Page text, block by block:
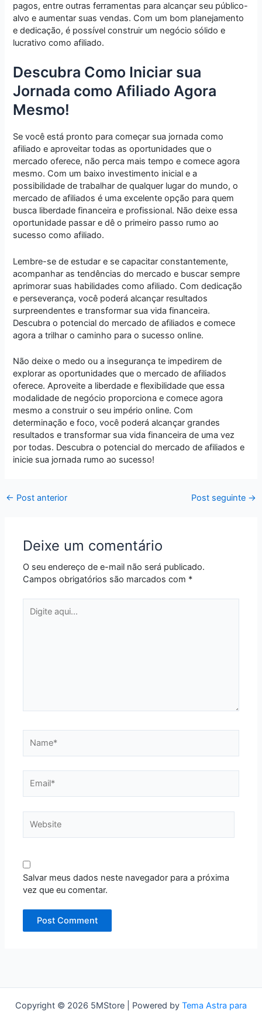
pagos, entre outras ferramentas para alcançar seu público-
alvo e aumentar suas vendas. Com um bom planejamento
e dedicação, é possível construir um negócio sólido e
lucrativo como afiliado.
Descubra Como Iniciar sua
Jornada como Afiliado Agora
Mesmo!
Se você está pronto para começar sua jornada como
afiliado e aproveitar todas as oportunidades que o
mercado oferece, não perca mais tempo e comece agora
mesmo. Com um baixo investimento inicial e a
possibilidade de trabalhar de qualquer lugar do mundo, o
mercado de afiliados é uma excelente opção para quem
busca liberdade financeira e profissional. Não deixe essa
oportunidade passar e dê o primeiro passo rumo ao
sucesso como afiliado.
Lembre-se de estudar e se capacitar constantemente,
acompanhar as tendências do mercado e buscar sempre
aprimorar suas habilidades como afiliado. Com dedicação
e perseverança, você poderá alcançar resultados
surpreendentes e transformar sua vida financeira.
Descubra o potencial do mercado de afiliados e comece
agora a trilhar o caminho para o sucesso online.
Não deixe o medo ou a insegurança te impedirem de
explorar as oportunidades que o mercado de afiliados
oferece. Aproveite a liberdade e flexibilidade que essa
modalidade de negócio proporciona e comece agora
mesmo a construir o seu império online. Com
determinação e foco, você poderá alcançar grandes
resultados e transformar sua vida financeira de uma vez
por todas. Descubra o potencial do mercado de afiliados e
inicie sua jornada rumo ao sucesso!
← Post anterior Post seguinte →
Deixe um comentário
O seu endereço de e-mail não será publicado.
Campos obrigatórios são marcados com *
aqui...
Salvar meus dados neste navegador para a próxima
vez que eu comentar.
Copyright © 2026 5MStore | Powered by Tema Astra para